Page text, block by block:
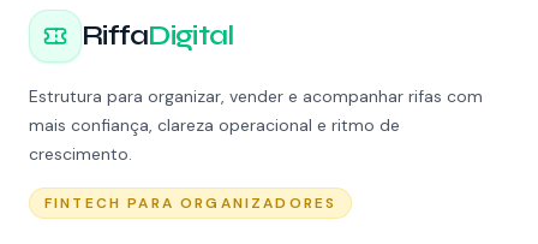
RiffaDigital
Estrutura para organizar, vender e acompanhar rifas com
mais confiança, clareza operacional e ritmo de
crescimento.
FINTECH PARA ORGANIZADORES